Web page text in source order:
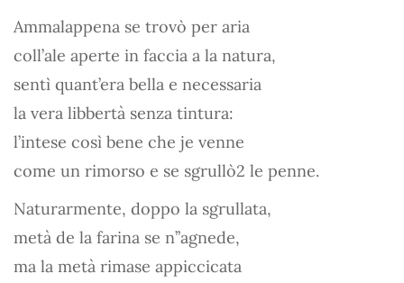
Ammalappena se trovò per aria
coll’ale aperte in faccia a la natura,
sentì quant’era bella e necessaria
la vera libbertà senza tintura:
l’intese così bene che je venne
come un rimorso e se sgrullò2 le penne.
Naturarmente, doppo la sgrullata,
metà de la farina se n’’agnede,
ma la metà rimase appiccicata